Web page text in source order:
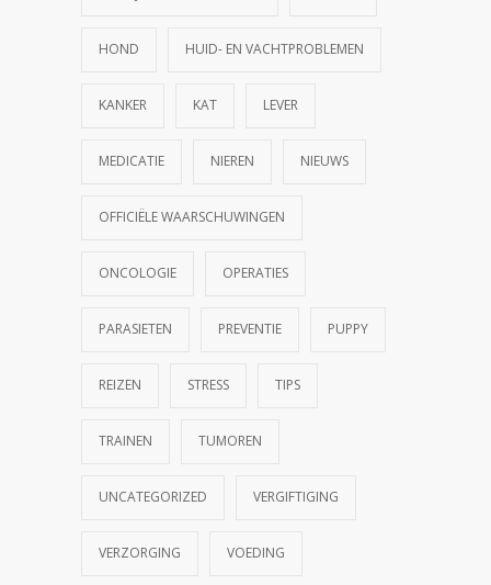
HOND HUID- EN VACHTPROBLEMEN
KANKER KAT LEVER
MEDICATIE NIEREN NIEUWS
OFFICIËLE WAARSCHUWINGEN
ONCOLOGIE OPERATIES
PARASIETEN PREVENTIE PUPPY
REIZEN STRESS TIPS
TRAINEN TUMOREN
UNCATEGORIZED VERGIFTIGING
VERZORGING VOEDING